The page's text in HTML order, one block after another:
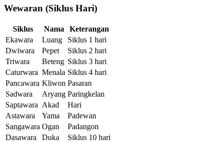
Wewaran (Siklus Hari)
Siklus Nama
Keterangan
Ekawara
Luang
Siklus 1 hari
Dwiwara
Pepet
Siklus 2 hari
Triwara
Beteng Siklus 3 hari
Caturwara Menala Siklus 4 hari
Pancawara Kliwon Pasaran
Sadwara
Aryang Paringkelan
Saptawara Akad
Hari
Astawara
Yama
Padewan
Sangawara Ogan
Padangon
Dasawara
Duka Siklus 10 hari